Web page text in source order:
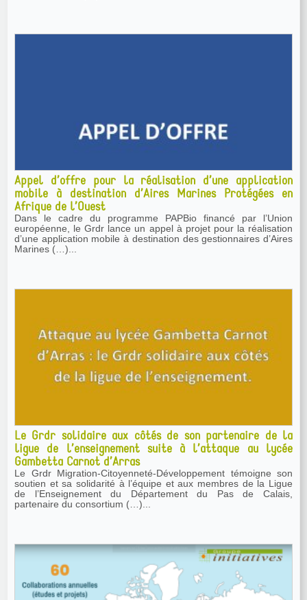
Appel d’offre pour la réalisation d’une application
mobile à destination d’Aires Marines Protégées en
Afrique de l’Ouest
Dans le cadre du programme PAPBio financé par l’Union
européenne, le Grdr lance un appel à projet pour la réalisation
d’une application mobile à destination des gestionnaires d’Aires
Marines (…)...
Le Grdr solidaire aux côtés de son partenaire de la
ligue de l’enseignement suite à l’attaque au lycée
Gambetta Carnot d’Arras
Le Grdr Migration-Citoyenneté-Développement témoigne son
soutien et sa solidarité à l’équipe et aux membres de la Ligue
de l’Enseignement du Département du Pas de Calais,
partenaire du consortium (…)...